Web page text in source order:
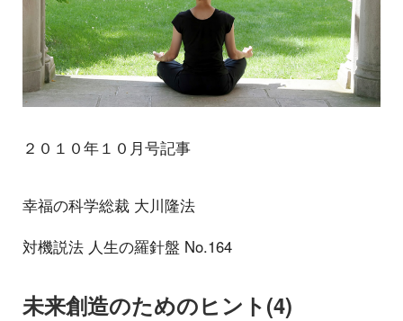
２０１０年１０月号記事
幸福の科学総裁 大川隆法
対機説法 人生の羅針盤 No.164
未来創造のためのヒント(4)